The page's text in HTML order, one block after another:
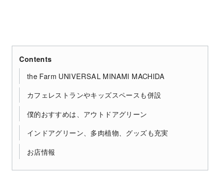
Contents
the Farm UNIVERSAL MINAMI MACHIDA
カフェレストランやキッズスペースも併設
僕的おすすめは、アウトドアグリーン
インドアグリーン、多肉植物、グッズも充実
お店情報